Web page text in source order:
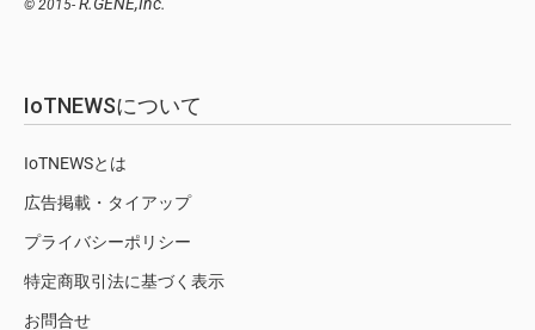
© 2015- R.GENE,Inc.
IoTNEWSについて
IoTNEWSとは
広告掲載・タイアップ
プライバシーポリシー
特定商取引法に基づく表示
お問合せ